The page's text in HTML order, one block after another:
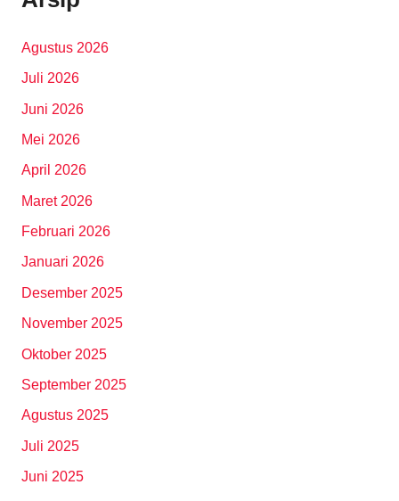
Agustus 2026
Juli 2026
Juni 2026
Mei 2026
April 2026
Maret 2026
Februari 2026
Januari 2026
Desember 2025
November 2025
Oktober 2025
September 2025
Agustus 2025
Juli 2025
Juni 2025